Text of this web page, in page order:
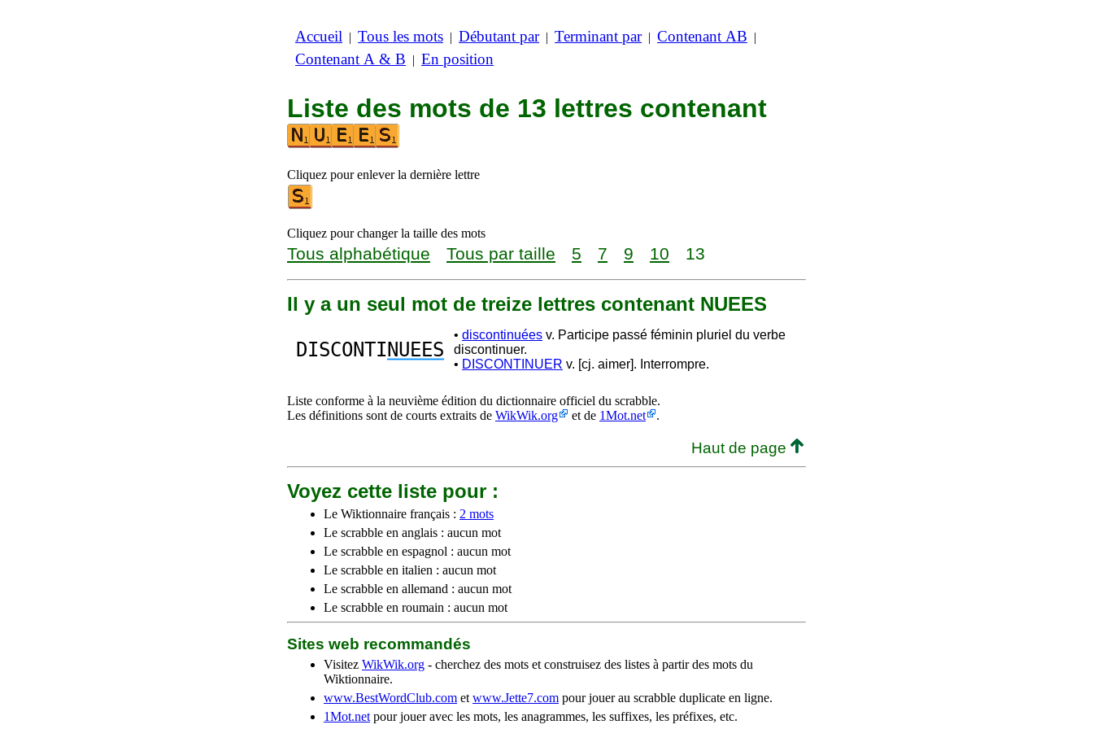
Accueil | Tous les mots | Débutant par| Terminant par| Contenant AB |
Contenant A & B | En position
Liste des mots de 13 lettres contenant
Cliquez pour enlever la dernière lettre
Cliquez pour changer la taille des mots
Tous alphabétique Tous par taille 5 7 9 10 13
Il y a un seul mot de treize lettres contenant NUEES
DISCONTI NUEES
• discontinuées v. Participe passé féminin pluriel du verbe
discontinuer.
• DISCONTINUER v. [cj. aimer]. Interrompre.
Liste conforme à la neuvième édition du dictionnaire officiel du scrabble.
Les définitions sont de courts extraits de WikWik.org et de 1Mot.net .
Haut de page
Voyez cette liste pour :
Le Wiktionnaire français : 2 mots
Le scrabble en anglais : aucun mot
Le scrabble en espagnol : aucun mot
Le scrabble en italien : aucun mot
Le scrabble en allemand : aucun mot
Le scrabble en roumain : aucun mot
Sites web recommandés
Visitez WikWik.org - cherchez des mots et construisez des listes à partir des mots du
Wiktionnaire.
www.BestWordClub.com et www.Jette7.com pour jouer au scrabble duplicate en ligne.
1Mot.net pour jouer avec les mots, les anagrammes, les suffixes, les préfixes, etc.